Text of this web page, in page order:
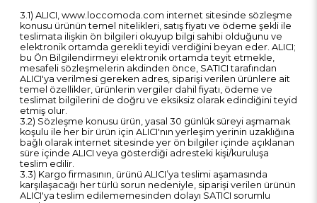
3.1) ALICI, www.loccomoda.com internet sitesinde sözleşme
konusu ürünün temel nitelikleri, satış fiyatı ve ödeme şekli ile
teslimata ilişkin ön bilgileri okuyup bilgi sahibi olduğunu ve
elektronik ortamda gerekli teyidi verdiğini beyan eder. ALICI;
bu Ön Bilgilendirmeyi elektronik ortamda teyit etmekle,
mesafeli sözleşmelerin akdinden önce, SATICI tarafından
ALICI'ya verilmesi gereken adres, siparişi verilen ürünlere ait
temel özellikler, ürünlerin vergiler dahil fiyatı, ödeme ve
teslimat bilgilerini de doğru ve eksiksiz olarak edindiğini teyid
etmiş olur.
3.2) Sözleşme konusu ürün, yasal 30 günlük süreyi aşmamak
koşulu ile her bir ürün için ALICI'nın yerleşim yerinin uzaklığına
bağlı olarak internet sitesinde yer ön bilgiler içinde açıklanan
süre içinde ALICI veya gösterdiği adresteki kişi/kuruluşa
teslim edilir.
3.3) Kargo firmasının, ürünü ALICI’ya teslimi aşamasında
karşılaşacağı her türlü sorun nedeniyle, siparişi verilen ürünün
ALICI'ya teslim edilememesinden dolayı SATICI sorumlu